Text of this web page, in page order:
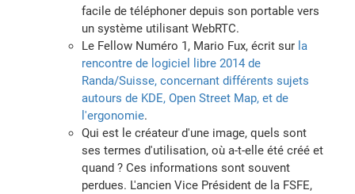
facile de téléphoner depuis son portable vers
un système utilisant WebRTC.
Le Fellow Numéro 1, Mario Fux, écrit sur la
rencontre de logiciel libre 2014 de
Randa/Suisse, concernant différents sujets
autours de KDE, Open Street Map, et de
l'ergonomie.
Qui est le créateur d'une image, quels sont
ses termes d'utilisation, où a-t-elle été créé et
quand ? Ces informations sont souvent
perdues. L'ancien Vice Président de la FSFE,